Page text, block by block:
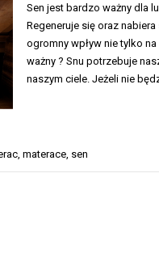
Sen jest bardzo ważny dla
Regeneruje się oraz
ogromny wpływ nie tylko
ważny ? Snu potrzebuje
naszym ciele. Jeżeli nie
materace sen